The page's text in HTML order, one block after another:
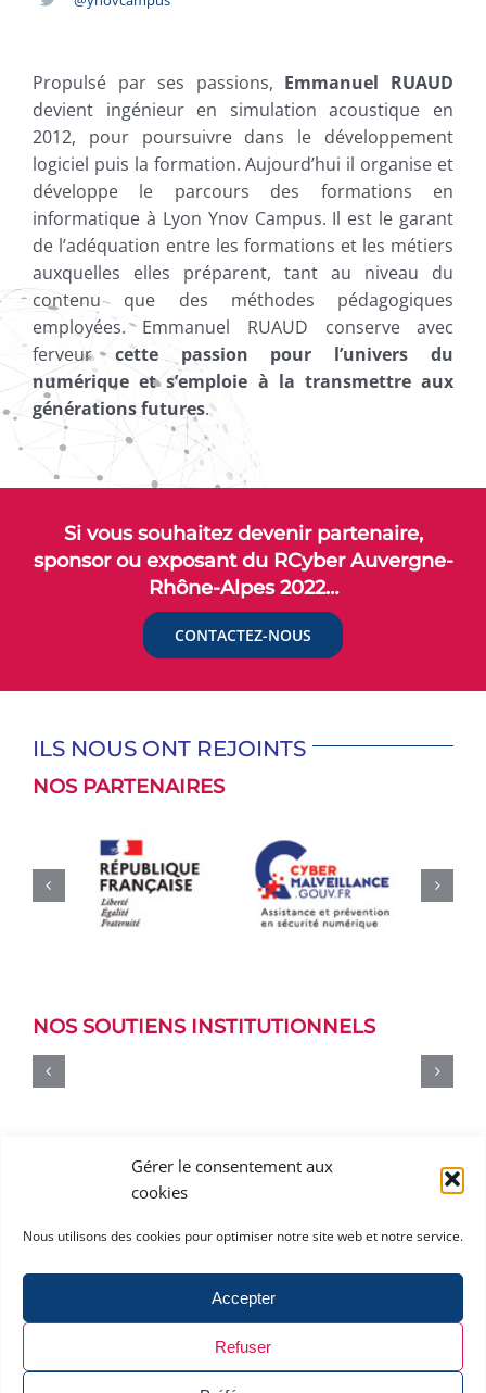
Gérer le consentement aux
cookies
Nous utilisons des cookies pour optimiser notre site web et notre service.
Accepter
Refuser
Propulsé par ses passions, Emmanuel RUAUD
devient ingénieur en simulation acoustique en
2012, pour poursuivre dans le développement
logiciel puis la formation. Aujourd’hui il organise et
développe le parcours des formations en
informatique à Lyon Ynov Campus. Il est le garant
de l’adéquation entre les formations et les métiers
auxquelles elles préparent, tant au niveau du
contenu que des méthodes pédagogiques
employées. Emmanuel RUAUD conserve avec
ferveur cette passion pour l’univers du
numérique et s’emploie à la transmettre aux
générations futures.
Si vous souhaitez devenir partenaire,
sponsor ou exposant du RCyber Auvergne-
Rhône-Alpes 2022…
CONTACTEZ-NOUS
ILS NOUS ONT REJOINTS
NOS PARTENAIRES
NOS SOUTIENS INSTITUTIONNELS
Mentions légales et Politique de confidentialité
cookies (UE)